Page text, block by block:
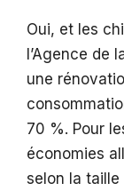
Oui, et les
l’Agence de
une
70 %. Pour
économies
selon la